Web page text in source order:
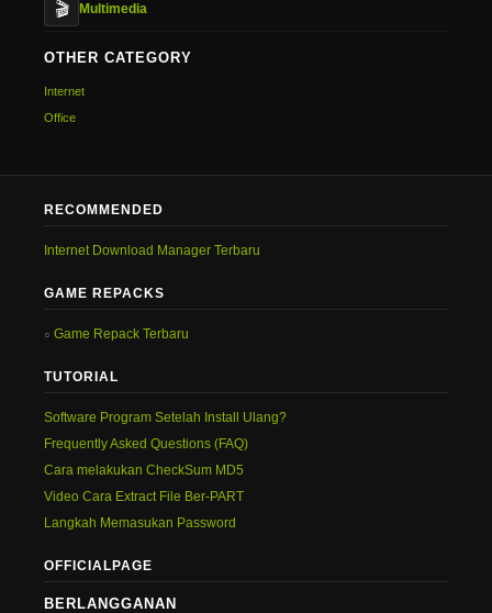
🎬 Multimedia
OTHER CATEGORY
Internet
Office
RECOMMENDED
Internet Download Manager Terbaru
GAME REPACKS
Game Repack Terbaru
TUTORIAL
Software Program Setelah Install Ulang?
Frequently Asked Questions (FAQ)
Cara melakukan CheckSum MD5
Video Cara Extract File Ber-PART
Langkah Memasukan Password
OFFICIALPAGE
BERLANGGANAN